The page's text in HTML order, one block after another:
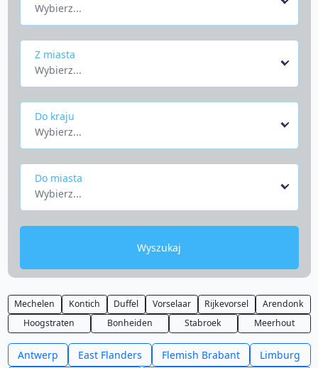
Wybierz...
Z miasta
Wybierz...
Do kraju
Wybierz...
Do miasta
Wybierz...
Wyszukaj
Mechelen Kontich Duffel Vorselaar Rijkevorsel
Arendonk
Hoogstraten
Bonheiden Stabroek Meerhout
Antwerp East Flanders Flemish Brabant
Limburg